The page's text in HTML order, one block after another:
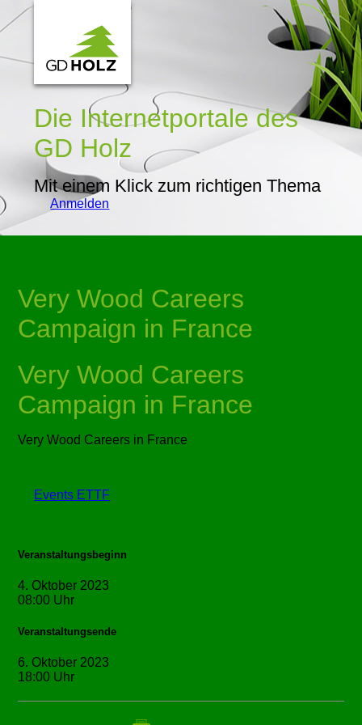
Die Internetportaledes
GD Holz
Mit einem Klick zum richtigen Thema
Anmelden
Very Wood Careers
Campaign in France
Very Wood Careers
Campaign in France
Very Wood Careers in France
Events ETTF
Veranstaltungsbeginn
4. Oktober 2023
08:00 Uhr
Veranstaltungsende
6. Oktober 2023
18:00 Uhr